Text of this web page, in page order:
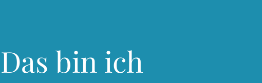
Das bin ich